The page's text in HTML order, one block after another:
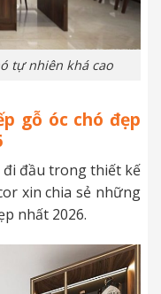
tự nhiên khá cao
gỗ óc chó đẹp
đầu trong thiết kế
xin chia sẻ những
nhất 2026.